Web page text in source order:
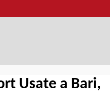
Usate a Bari,